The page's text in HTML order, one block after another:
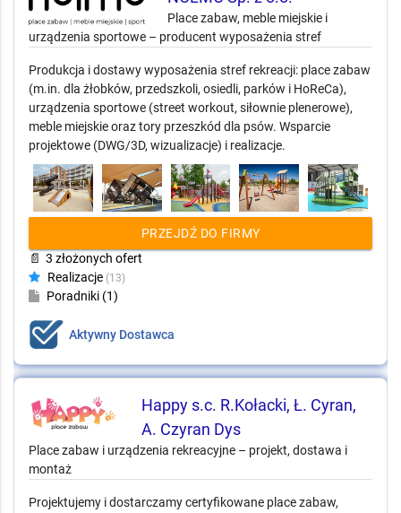
Place zabaw, meble miejskie i
urządzenia sportowe – producent wyposażenia stref
Produkcja i dostawy wyposażenia stref rekreacji: place zabaw
(m.in. dla żłobków, przedszkoli, osiedli, parków i HoReCa),
urządzenia sportowe (street workout, siłownie plenerowe),
meble miejskie oraz tory przeszkód dla psów. Wsparcie
projektowe (DWG/3D, wizualizacje) i realizacje.
PRZEJDŹ DO FIRMY
📄 3 złożonych ofert
Realizacje (13)
Poradniki (1)
Aktywny Dostawca
Happy s.c. R.Kołacki, Ł. Cyran,
A. Czyran Dys
Place zabaw i urządzenia rekreacyjne – projekt, dostawa i
montaż
Projektujemy i dostarczamy certyfikowane place zabaw,